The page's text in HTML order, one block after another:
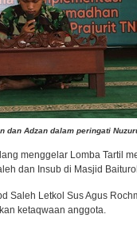
dan Adzan dalam peringati
menggelar Lomba Tartil
dan Insub di Masjid
Saleh Letkol Sus Agus
ketaqwaan anggota.